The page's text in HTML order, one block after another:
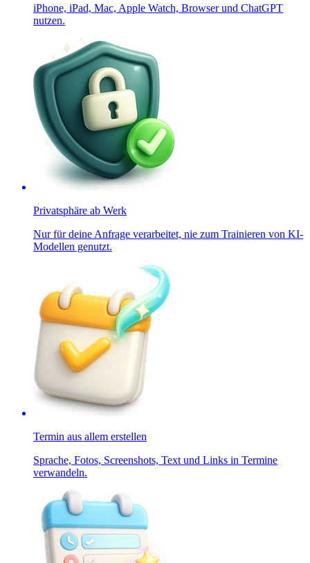
iPhone, iPad, Mac, Apple Watch, Browser und ChatGPT
nutzen.
Privatsphäre ab Werk
Nur für deine Anfrage verarbeitet, nie zum Trainieren von KI-
Modellen genutzt.
Termin aus allem erstellen
Sprache, Fotos, Screenshots, Text und Links in Termine
verwandeln.